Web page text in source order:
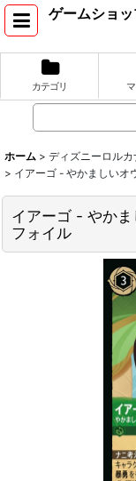
ゲームショ
カテゴリ
ホーム > ディズニーロルカ
> イアーゴ - やかましい
イアーゴ - やか
フォイル